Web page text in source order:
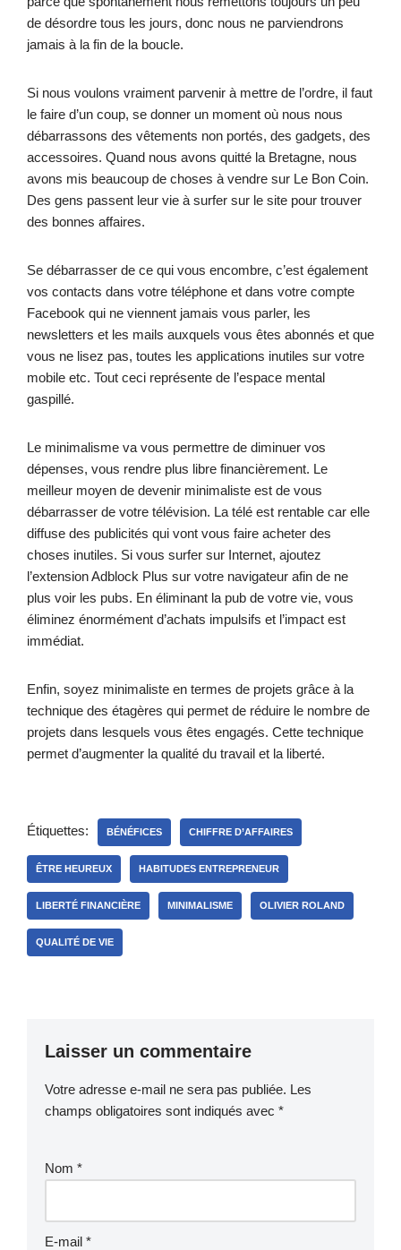
de désordre tous les jours, donc nous ne parviendrons
jamais à la fin de la boucle.
Si nous voulons vraiment parvenir à mettre de l’ordre, il faut
le faire d’un coup, se donner un moment où nous nous
débarrassons des vêtements non portés, des gadgets, des
accessoires. Quand nous avons quitté la Bretagne, nous
avons mis beaucoup de choses à vendre sur Le Bon Coin.
Des gens passent leur vie à surfer sur le site pour trouver
des bonnes affaires.
Se débarrasser de ce qui vous encombre, c’est également
vos contacts dans votre téléphone et dans votre compte
Facebook qui ne viennent jamais vous parler, les
newsletters et les mails auxquels vous êtes abonnés et que
vous ne lisez pas, toutes les applications inutiles sur votre
mobile etc. Tout ceci représente de l’espace mental
gaspillé.
Le minimalisme va vous permettre de diminuer vos
dépenses, vous rendre plus libre financièrement. Le
meilleur moyen de devenir minimaliste est de vous
débarrasser de votre télévision. La télé est rentable car elle
diffuse des publicités qui vont vous faire acheter des
choses inutiles. Si vous surfer sur Internet, ajoutez
l’extension Adblock Plus sur votre navigateur afin de ne
plus voir les pubs. En éliminant la pub de votre vie, vous
éliminez énormément d’achats impulsifs et l’impact est
immédiat.
Enfin, soyez minimaliste en termes de projets grâce à la
technique des étagères qui permet de réduire le nombre de
projets dans lesquels vous êtes engagés. Cette technique
permet d’augmenter la qualité du travail et la liberté.
Étiquettes: BÉNÉFICES CHIFFRE D’AFFAIRES
ÊTRE HEUREUX HABITUDES ENTREPRENEUR
LIBERTÉ FINANCIÈRE MINIMALISME OLIVIER ROLAND
QUALITÉ DE VIE
Laisser un commentaire
Votre adresse e-mail ne sera pas publiée. Les
champs obligatoires sont indiqués avec *
Nom *
E-mail *